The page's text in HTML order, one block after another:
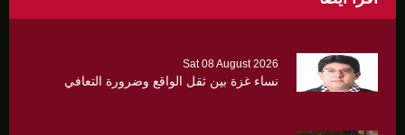
Sat 08 August 2026
نساء غزة بين ثقل الواقع وضرورة التعافي